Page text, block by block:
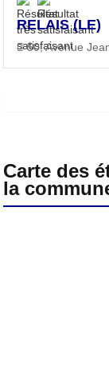
RELAIS (LE)
50, Avenue
Carte des
la